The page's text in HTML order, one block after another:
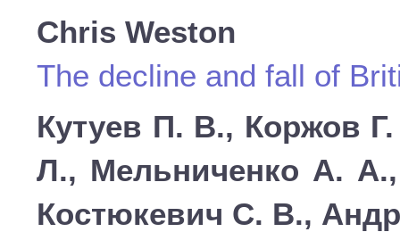
Chris Weston
The decline and fall of
Кутуев П. В., Коржов
Л., Мельниченко А.
Костюкевич С. В.,